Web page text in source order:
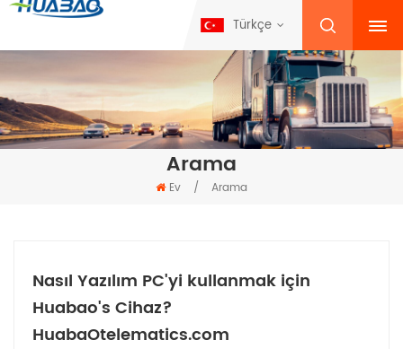
Türkçe
Arama
Ev / Arama
Nasıl Yazılım PC'yi kullanmak için
Huabao's Cihaz?
HuabaOtelematics.com